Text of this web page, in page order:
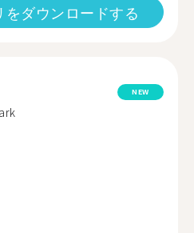
をダウンロードする
NEW